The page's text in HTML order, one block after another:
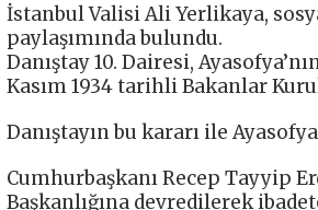
İstanbul Valisi Ali Yerlikaya,
paylaşımında bulundu.
Danıştay 10. Dairesi,
Kasım 1934 tarihli Bakanlar
Danıştayın bu kararı ile
Cumhurbaşkanı Recep Tayyip
Başkanlığına devredilerek